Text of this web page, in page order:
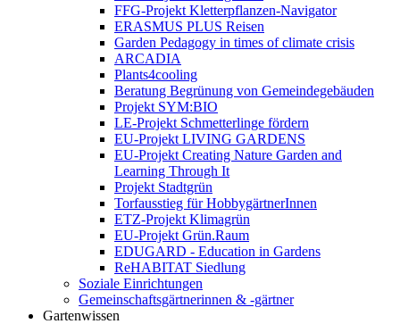
FFG-Projekt Kletterpflanzen-Navigator
ERASMUS PLUS Reisen
Garden Pedagogy in times of climate crisis
ARCADIA
Plants4cooling
Beratung Begrünung von Gemeindegebäuden
Projekt SYM:BIO
LE-Projekt Schmetterlinge fördern
EU-Projekt LIVING GARDENS
EU-Projekt Creating Nature Garden and
Learning Through It
Projekt Stadtgrün
Torfausstieg für HobbygärtnerInnen
ETZ-Projekt Klimagrün
EU-Projekt Grün.Raum
EDUGARD - Education in Gardens
ReHABITAT Siedlung
Soziale Einrichtungen
Gemeinschaftsgärtnerinnen & -gärtner
Gartenwissen